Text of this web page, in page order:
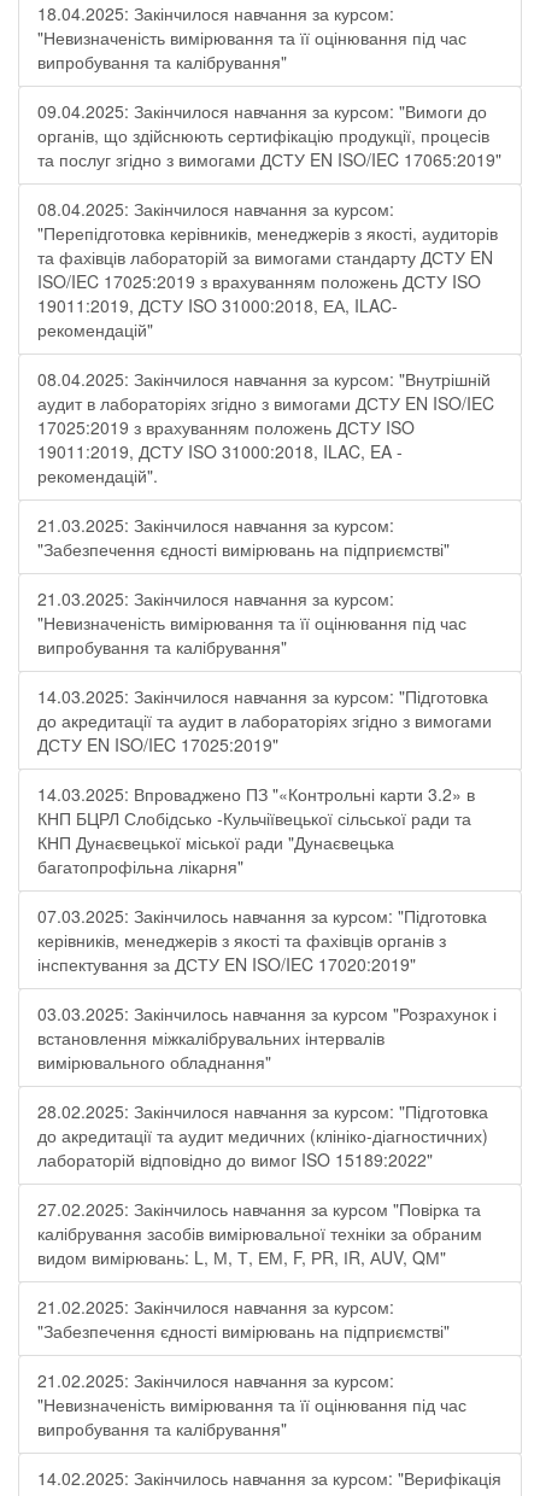
18.04.2025: Закінчилося навчання за курсом:
"Невизначеність вимірювання та її оцінювання під час
випробування та калібрування"
09.04.2025: Закінчилося навчання за курсом: "Вимоги до
органів, що здійснюють сертифікацію продукції, процесів
та послуг згідно з вимогами ДСТУ EN ISO/IEC 17065:2019"
08.04.2025: Закінчилося навчання за курсом:
"Перепідготовка керівників, менеджерів з якості, аудиторів
та фахівців лабораторій за вимогами стандарту ДСТУ EN
ISO/IEC 17025:2019 з врахуванням положень ДСТУ ISO
19011:2019, ДСТУ ISO 31000:2018, ЕА, ILAC-
рекомендацій"
08.04.2025: Закінчилося навчання за курсом: "Внутрішній
аудит в лабораторіях згідно з вимогами ДСТУ EN ISO/IEC
17025:2019 з врахуванням положень ДСТУ ISO
19011:2019, ДСТУ ISO 31000:2018, ILAC, EA -
рекомендацій".
21.03.2025: Закінчилося навчання за курсом:
"Забезпечення єдності вимірювань на підприємстві"
21.03.2025: Закінчилося навчання за курсом:
"Невизначеність вимірювання та її оцінювання під час
випробування та калібрування"
14.03.2025: Закінчилося навчання за курсом: "Підготовка
до акредитації та аудит в лабораторіях згідно з вимогами
ДСТУ EN ISO/IEC 17025:2019"
14.03.2025: Впроваджено ПЗ "«Контрольні карти 3.2» в
КНП БЦРЛ Слобідсько -Кульчіївецької сільської ради та
КНП Дунаєвецької міської ради "Дунаєвецька
багатопрофільна лікарня"
07.03.2025: Закінчилось навчання за курсом: "Підготовка
керівників, менеджерів з якості та фахівців органів з
інспектування за ДСТУ EN ISO/IEC 17020:2019"
03.03.2025: Закінчилось навчання за курсом "Розрахунок і
встановлення міжкалібрувальних інтервалів
вимірювального обладнання"
28.02.2025: Закінчилося навчання за курсом: "Підготовка
до акредитації та аудит медичних (клініко-діагностичних)
лабораторій відповідно до вимог ISO 15189:2022"
27.02.2025: Закінчилось навчання за курсом "Повірка та
калібрування засобів вимірювальної техніки за обраним
видом вимірювань: L, М, Т, ЕМ, F, РR, ІR, АUV, QМ"
21.02.2025: Закінчилося навчання за курсом:
"Забезпечення єдності вимірювань на підприємстві"
21.02.2025: Закінчилося навчання за курсом:
"Невизначеність вимірювання та її оцінювання під час
випробування та калібрування"
14.02.2025: Закінчилось навчання за курсом: "Верифікація